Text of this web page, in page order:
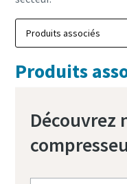
Produits
Découvrez